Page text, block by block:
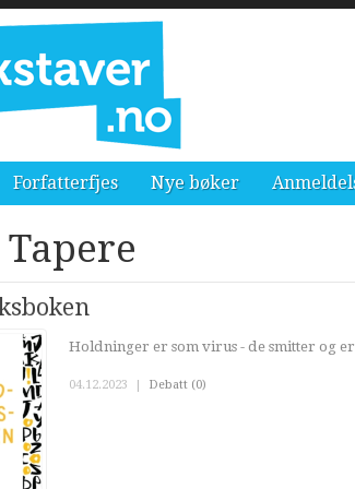
Forfatterfjes Nye bøker
Tapere
Holdninger er som virus - de smitter og
04.12.2023 | Debatt (0)